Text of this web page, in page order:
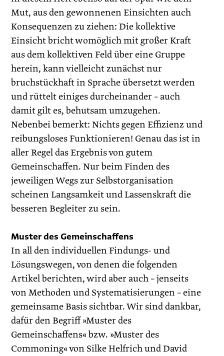
Mut, aus den gewonnenen Einsichten auch
Konsequenzen zu ziehen: Die kollektive
Einsicht bricht womöglich mit großer Kraft
aus dem ­kollektiven Feld über eine Gruppe
herein, kann vielleicht zunächst nur
bruchstückhaft in Sprache übersetzt werden
und rüttelt einiges durcheinander – auch
damit gilt es, behutsam umzugehen.
Nebenbei bemerkt: Nichts gegen Effizienz und
reibungsloses Funktionieren! Genau das ist in
aller Regel das Ergebnis von ­gutem
Gemeinschaffen. Nur beim Finden des
jeweiligen Wegs zur Selbstorganisation
scheinen Langsamkeit und Lassenskraft die
besseren Begleiter zu sein.
Muster des Gemeinschaffens
In all den individuellen Findungs- und
Lösungswegen, von ­denen die folgenden
Artikel berichten, wird aber auch – jenseits
von Methoden und Systematisierungen – eine
gemeinsame Basis sichtbar. Wir sind dankbar,
dafür den Begriff »Muster des
Gemeinschaffens« bzw. »Muster des
Commoning« von Silke Helfrich und David